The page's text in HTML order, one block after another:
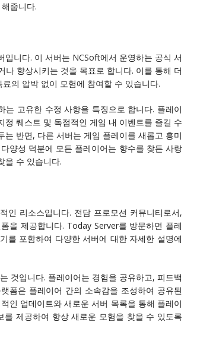
줍니다.
니다. 이 서버는 NCSoft에서 운영하는 공식 서
향상시키는 것을 목표로 합니다. 이를 통해 더
의 압박 없이 모험에 참여할 수 있습니다.
고유한 수정 사항을 특징으로 합니다. 플레이
퀘스트 및 독점적인 게임 내 이벤트를 즐길 수
반면, 다른 서버는 게임 플레이를 새롭고 흥미
양성 덕분에 모든 플레이어는 향수를 찾든 사랑
을 수 있습니다.
인 리소스입니다. 전담 프로모션 커뮤니티로서,
을 제공합니다. Today Server를 방문하면 플레
를 포함하여 다양한 서버에 대한 자세한 설명에
것입니다. 플레이어는 경험을 공유하고, 피드백
폼은 플레이어 간의 소속감을 조성하여 공유된
인 업데이트와 새로운 서버 목록을 통해 플레이
제공하여 항상 새로운 모험을 찾을 수 있도록